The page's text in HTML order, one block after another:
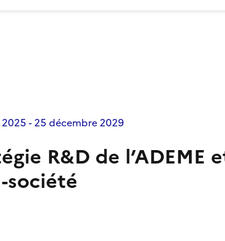
- 25 décembre 2029
R&D de l’ADEME
société